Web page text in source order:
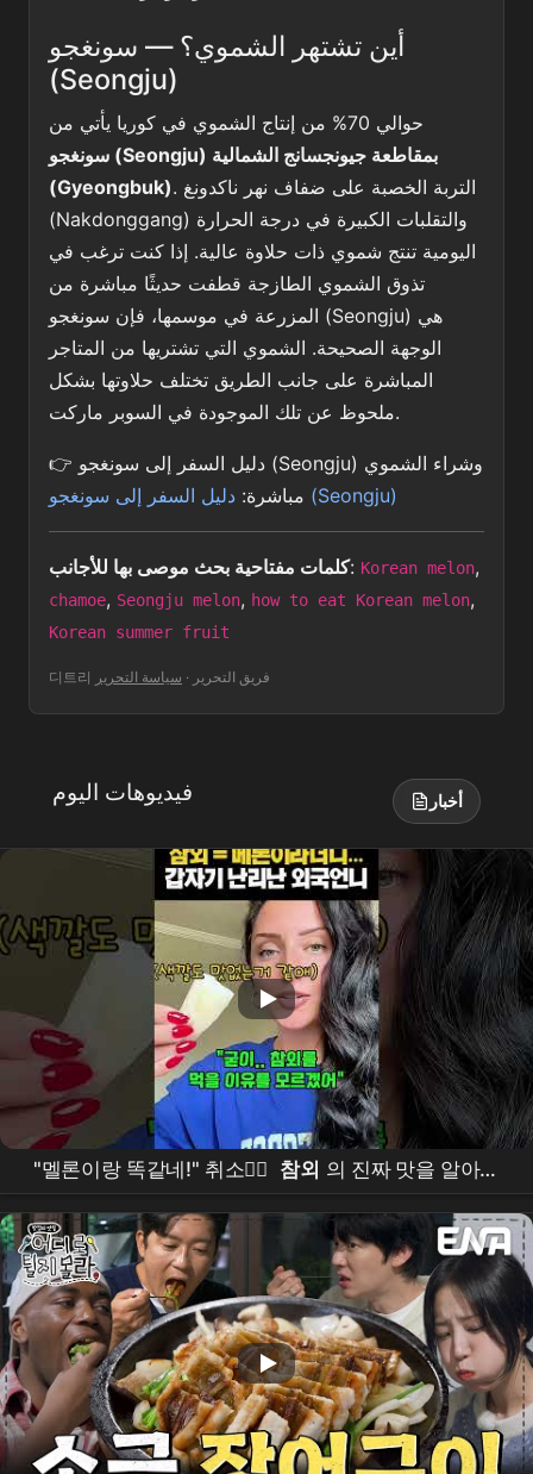
أين تشتهر الشموي؟ — سونغجو
(Seongju)
حوالي 70% من إنتاج الشموي في كوريا يأتي من
سونغجو (Seongju) بمقاطعة جيونجسانج الشمالية
(Gyeongbuk). التربة الخصبة على ضفاف نهر ناكدونغ
(Nakdonggang) والتقلبات الكبيرة في درجة الحرارة
اليومية تنتج شموي ذات حلاوة عالية. إذا كنت ترغب في
تذوق الشموي الطازجة قطفت حديثًا مباشرة من
المزرعة في موسمها، فإن سونغجو (Seongju) هي
الوجهة الصحيحة. الشموي التي تشتريها من المتاجر
المباشرة على جانب الطريق تختلف حلاوتها بشكل
ملحوظ عن تلك الموجودة في السوبر ماركت.
👉 دليل السفر إلى سونغجو (Seongju) وشراء الشموي
مباشرة: دليل السفر إلى سونغجو (Seongju)
كلمات مفتاحية بحث موصى بها للأجانب: Korean melon,
chamoe, Seongju melon, how to eat Korean melon,
Korean summer fruit
디트리 فريق التحرير · سياسة التحرير
فيديوهات اليوم أخبار
"멜론이랑 똑같네!" 취소🙅‍♀️ 참외 의 진짜 맛을 알아버
린 외국언니 찐 반응